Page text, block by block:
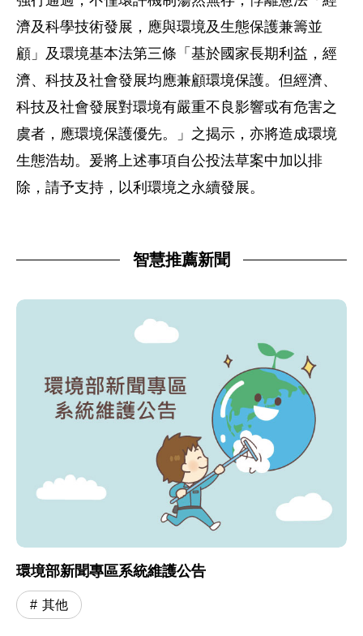
濟及科學技術發展，應與環境及生態保護兼籌並
顧」及環境基本法第三條「基於國家長期利益，經
濟、科技及社會發展均應兼顧環境保護。但經濟、
科技及社會發展對環境有嚴重不良影響或有危害之
虞者，應環境保護優先。」之揭示，亦將造成環境
生態浩劫。爰將上述事項自公投法草案中加以排
除，請予支持，以利環境之永續發展。
智慧推薦新聞
環境部新聞專區系統維護公告
其他